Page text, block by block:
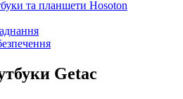
та планшети Hosoton
Getac